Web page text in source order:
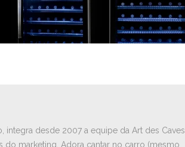
integra desde 2007 a equipe da Art des Caves.
marketing. Adora cantar no carro ­(mesmo